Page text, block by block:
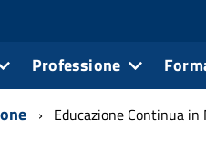
Professione
Educazione Continua in